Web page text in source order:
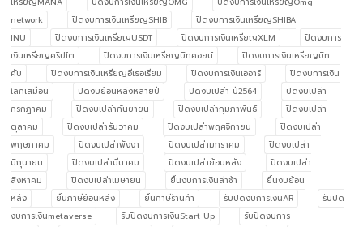
network
ปิดงบการเงินเหรียญSHIB
ปิดงบการเงินเหรียญSHIBA
INU
ปิดงบการเงินเหรียญUSDT ปิดงบการเงินเหรียญXLM
ปิดงบการ
เงินเหรียญคริปโต
ปิดงบการเงินเหรียญบิทคอยน์
ปิดงบการเงินเหรียญบิท
คับ
ปิดงบการเงินเหรียญอีเธอเรียม ปิดงบการเงินเออาร์
ปิดงบการเงิน
โลกเสมือน
ปิดงบย้อนหลังหลายปี ปิดงบเปล่า ปี2564
ปิดงบเปล่า
กรกฎาคม
ปิดงบเปล่ากันยายน ปิดงบเปล่ากุมภาพันธ์
ปิดงบเปล่า
ตุลาคม
ปิดงบเปล่าธันวาคม ปิดงบเปล่าพฤศจิกายน
ปิดงบเปล่า
พฤษภาคม
ปิดงบเปล่าพังงา ปิดงบเปล่ามกราคม
ปิดงบเปล่า
มิถุนายน
ปิดงบเปล่ามีนาคม ปิดงบเปล่าย้อนหลัง
ปิดงบเปล่า
สิงหาคม
ปิดงบเปล่าเมษายน ยื่นงบการเงินล่าช้า
ยื่นงบย้อน
หลัง
ยื่นภาษีย้อนหลัง ยื่นภาษีร้านค้า รับปิดงบการเงินAR
รับปิด
งบการเงินmetaverse
รับปิดงบการเงินStart Up
รับปิดงบการ